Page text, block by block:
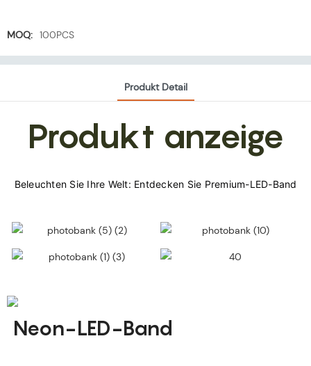
MOQ: 100PCS
Produkt Detail
Produkt anzeige
Neon-LED-Band